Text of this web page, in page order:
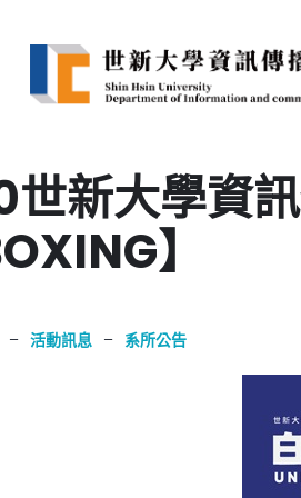
新大學資
】
– 活動訊息 – 系所公告